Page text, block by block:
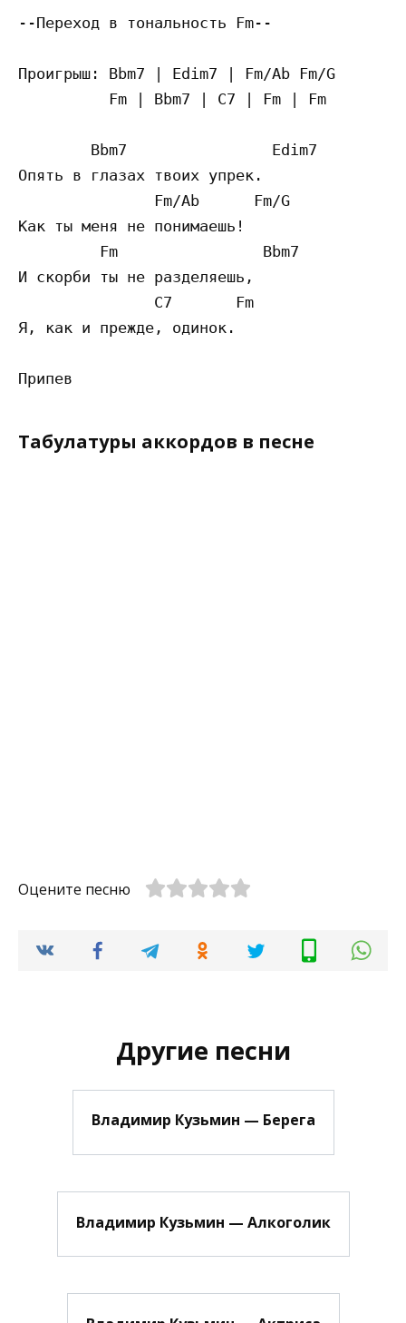
--Переход в тональность Fm--
Проигрыш: Bbm7 | Edim7 | Fm/Ab Fm/G
          Fm | Bbm7 | C7 | Fm | Fm
        Bbm7                Edim7
Опять в глазах твоих упрек.
               Fm/Ab      Fm/G
Как ты меня не понимаешь!
         Fm                Bbm7
И скорби ты не разделяешь,
               C7       Fm
Я, как и прежде, одинок.
Табулатуры аккордов в песне
Оцените песню
Другие песни
Владимир Кузьмин — Берега
Владимир Кузьмин — Алкоголик